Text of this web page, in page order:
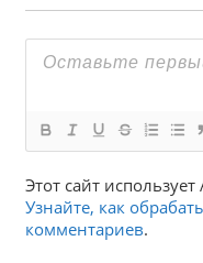
Этот сайт
Узнайте, как
комментариев.